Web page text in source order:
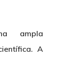
ampla
A